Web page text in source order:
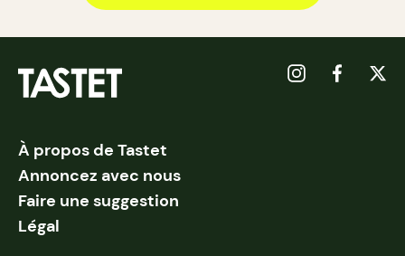
À propos de Tastet
Annoncez avec nous
Faire une suggestion
Légal